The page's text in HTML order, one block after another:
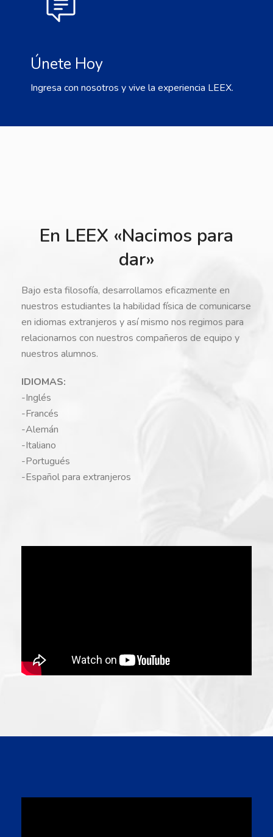
Únete Hoy
Ingresa con nosotros y vive la experiencia LEEX.
En LEEX «Nacimos para
dar»
Bajo esta filosofía, desarrollamos eficazmente en
nuestros estudiantes la habilidad física de comunicarse
en idiomas extranjeros y así mismo nos regimos para
relacionarnos con nuestros compañeros de equipo y
nuestros alumnos.
IDIOMAS:
-Inglés
-Francés
-Alemán
-Italiano
-Portugués
-Español para extranjeros